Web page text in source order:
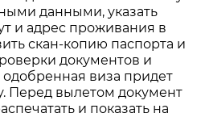
данными, указать
и адрес проживания в
скан-копию паспорта и
документов и
виза придет
Перед вылетом документ
и показать на